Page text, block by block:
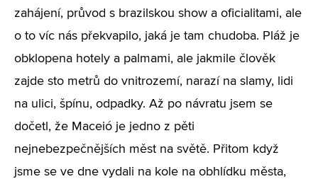
zahájení, průvod s brazilskou show a oficialitami, ale
o to víc nás překvapilo, jaká je tam chudoba. Pláž je
obklopena hotely a palmami, ale jakmile člověk
zajde sto metrů do vnitrozemí, narazí na slamy, lidi
na ulici, špínu, odpadky. Až po návratu jsem se
dočetl, že Maceió je jedno z pěti
nejnebezpečnějších měst na světě. Přitom když
jsme se ve dne vydali na kole na obhlídku města,